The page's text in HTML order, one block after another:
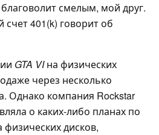
смелым, мой друг.
401(k) говорит об
GTA VIна физических
через несколько
Однако компания Rockstar
о каких-либо планах по
физических дисков,